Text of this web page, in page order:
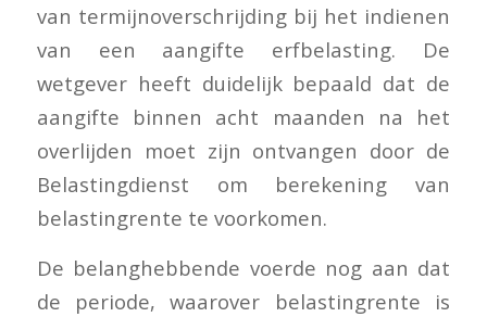
van termijnoverschrijding bij het indienen
van een aangifte erfbelasting. De
wetgever heeft duidelijk bepaald dat de
aangifte binnen acht maanden na het
overlijden moet zijn ontvangen door de
Belastingdienst om berekening van
belastingrente te voorkomen.
De belanghebbende voerde nog aan dat
de periode, waarover belastingrente is